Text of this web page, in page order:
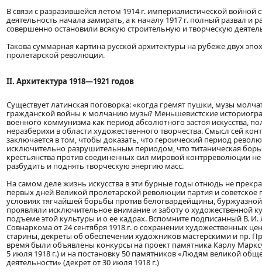
В связи с разразившейся летом 1914 г. империалистической войной
деятельность начала замирать, а к началу 1917 г. полный развал и
совершенно остановили всякую строительную и творческую
Такова суммарная картина русской архитектуры на рубеже двух
пролетарской революции.
II. Архитектура 1918—1921 годов
Существует латинская поговорка: «когда гремят пушки, музы
гражданской войны к молчанию музы? Меньшевистские
военного коммунизма как период абсолютного застоя искусства,
неразберихи в области художественного творчества. Смысл сей
заключается в том, чтобы доказать, что героический период
исключительно разрушительным периодом, что титаническая
крестьянства против соединенных сил мировой контрреволюции
разбудить и поднять творческую энергию масс.
На самом деле жизнь искусства в эти бурные годы отнюдь не
первых дней Великой пролетарской революции партия и советское
условиях тягчайшей борьбы против белогвардейщины,
проявляли исключительное внимание и заботу о художественной
подъеме этой культуры и о ее кадрах. Вспомните подписанный В.
Совнаркома от 24 сентября 1918 г. о сохранении художественных
старины, декреты об обеспечении художников мастерскими и пр.
время были объявлены конкурсы на проект памятника Карлу
5 июля 1918 г.) и на постановку 50 памятников «Людям великой
деятельности» (декрет от 30 июля 1918 г.)